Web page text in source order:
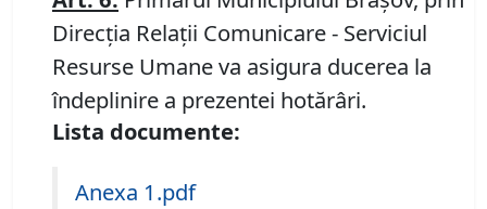
Direcţia Relaţii Comunicare - Serviciul
Resurse Umane va asigura ducerea la
îndeplinire a prezentei hotărâri.
Lista documente:
Anexa 1.pdf